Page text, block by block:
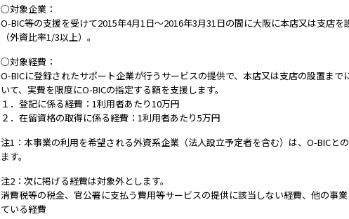
○対象企業：
O-BIC等の支援を受けて2015年4月1日～2016年3月31日の間に大阪に本店又は支店を
（外資比率1/3以上）。
○対象経費：
O-BICに登録されたサポート企業が行うサービスの提供で、本店又は支店の設置まで
いて、実費を限度にO-BICの指定する額を支援します。
１．登記に係る経費：1利用者あたり10万円
２．在留資格の取得に係る経費：1利用者あたり5万円
注1：本事業の利用を希望される外資系企業（法人設立予定者を含む）は、O-BICと
ます。
注2：次に掲げる経費は対象外とします。
消費税等の税金、官公署に支払う費用等サービスの提供に該当しない経費、他の事
ている経費